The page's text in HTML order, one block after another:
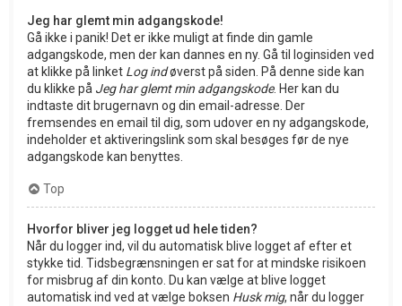
Jeg har glemt min adgangskode!
Gå ikke i panik! Det er ikke muligt at finde din gamle
adgangskode, men der kan dannes en ny. Gå til loginsiden ved
at klikke på linket Log indøverst på siden. På denne side kan
du klikke på Jeg har glemt min adgangskode. Her kan du
indtaste dit brugernavn og din email-adresse. Der
fremsendes en email til dig, som udover en ny adgangskode,
indeholder et aktiveringslink som skal besøges før de nye
adgangskode kan benyttes.
Top
Hvorfor bliver jeg logget ud hele tiden?
Når du logger ind, vil du automatisk blive logget af efter et
stykke tid. Tidsbegrænsningen er sat for at mindske risikoen
for misbrug af din konto. Du kan vælge at blive logget
automatisk ind ved at vælge boksen Husk mig, når du logger